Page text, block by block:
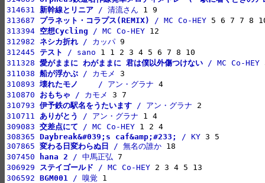
314631 新幹線とリニア / 清流さん
313687 プラネット・コラプス(REMIX)
/ MC Co-HEY
313394 空想Cycling / MC Co-HEY
312982 ネシカ折れ / カッパ
312445 テスト / sano
311328 愛がままに わがままに 君は僕以外傷つけない / MC Co-HEY
311038 船が浮かぶ / カモメ
310893 壊れたモノ / アン・グラナ
310870 おもちゃ / カモメ
310793 伊予鉄の駅名をうたいます / アン・グラナ
310711 ありがとう / アン・グラナ
309083 交差点にて / MC Co-HEY
308365 Daybreak&#039;s caf&amp;#233; / KY
307865 変わる日変わらぬ日 / 無名の誰か
307450
hana 2 / 中馬正弘
306929
ステイゴールド / MC Co-HEY
306592 BGM001 / 嗅覚